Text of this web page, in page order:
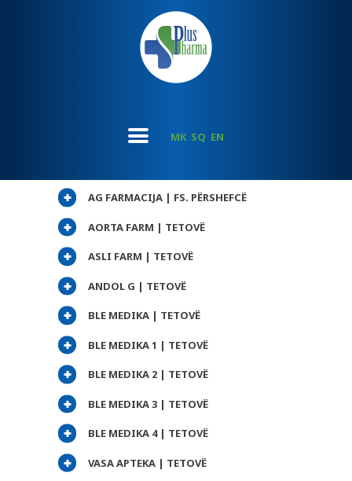
MK SQ EN
AG FARMACIJA | FS. PËRSHEFCË
AORTA FARM | TETOVË
ASLI FARM | TETOVË
ANDOL G | TETOVË
BLE MEDIKA | TETOVË
BLE MEDIKA 1 | TETOVË
BLE MEDIKA 2 | TETOVË
BLE MEDIKA 3 | TETOVË
BLE MEDIKA 4 | TETOVË
VASA APTEKA | TETOVË